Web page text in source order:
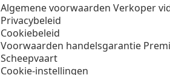
Algemene voorwaarden Verkoper
Privacybeleid
Cookiebeleid
Voorwaarden handelsgarantie
Scheepvaart
Cookie-instellingen